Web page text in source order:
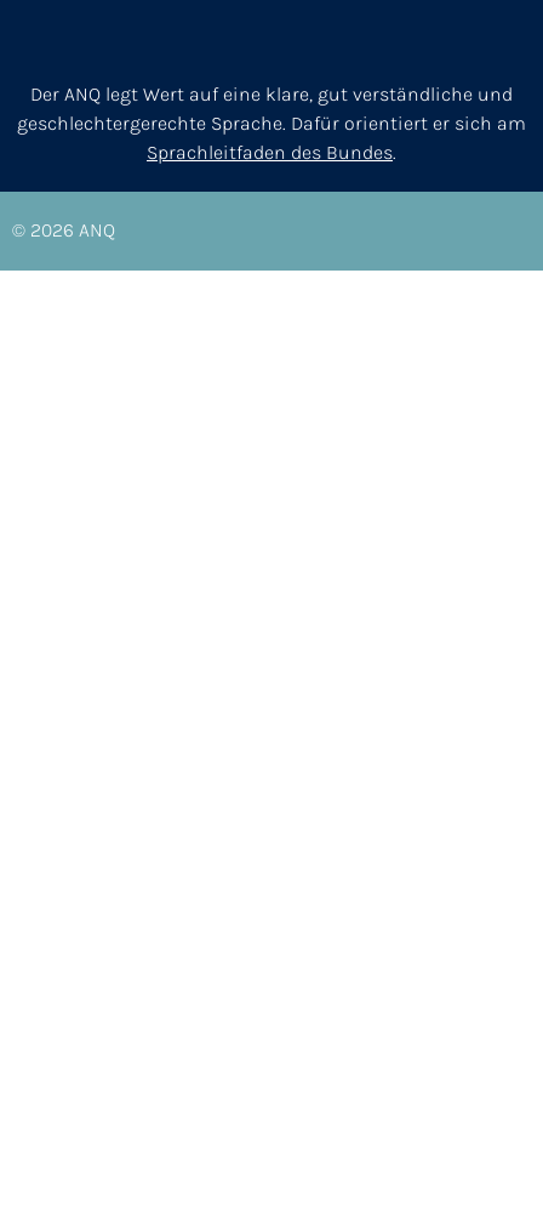
Der ANQ legt Wert auf eine klare, gut verständliche und
geschlechtergerechte Sprache. Dafür orientiert er sich am
Sprachleitfaden des Bundes.
© 2026 ANQ